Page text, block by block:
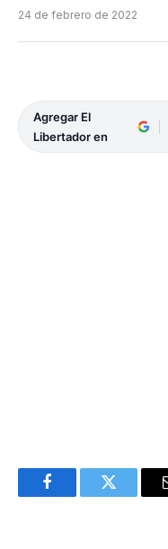
24 de febrero de 2022
Agregar El
Libertador en
FacebookTwitter